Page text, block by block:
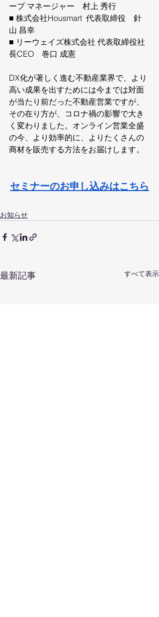
ープ マネージャー　村上 秀行
■ 株式会社Housmart  代表取締役　針
山 昌幸
■ リーウェイズ株式会社 代表取締役社
長CEO　巻口 成憲
DX化が著しく進む不動産業界で、より
高い成果を出すためには今までは対面
が当たり前だった不動産営業ですが、
その在り方が、コロナ禍の影響で大き
く変わりました。オンライン営業全盛
の今、より効率的に、よりたくさんの
商材を販売する方法をお届けします。
セミナーのお申し込みはこちら
お知らせ
最新記事 すべて表示